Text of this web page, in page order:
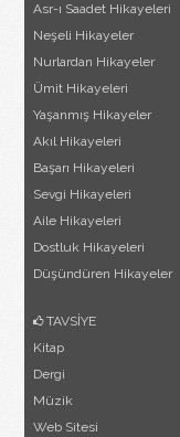
Asr-ı Saadet Hikayeleri
Neşeli Hikayeler
Nurlardan Hikayeler
Ümit Hikayeleri
Yaşanmış Hikayeler
Akıl Hikayeleri
Başarı Hikayeleri
Sevgi Hikayeleri
Aile Hikayeleri
Dostluk Hikayeleri
Düşündüren Hikayeler
TAVSİYE
Kitap
Dergi
Müzik
Web Sitesi